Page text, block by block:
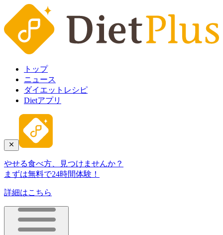
トップ
ニュース
ダイエットレシピ
Dietアプリ
やせる食べ方、見つけませんか？
まずは無料で24時間体験！
詳細はこちら